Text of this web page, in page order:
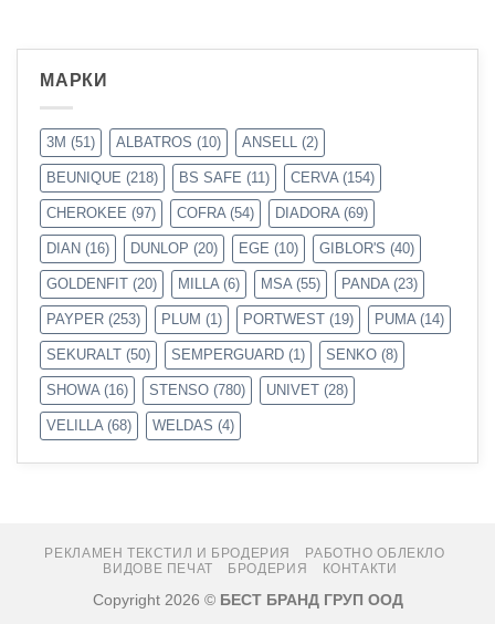
МАРКИ
3M (51) ALBATROS (10) ANSELL (2)
BEUNIQUE (218) BS SAFE (11) CERVA(154)
CHEROKEE (97) COFRA(54) DIADORA(69)
DIAN (16) DUNLOP (20) EGE (10) GIBLOR'S (40)
GOLDENFIT (20) MILLA(6) MSA(55) PANDA(23)
PAYPER (253) PLUM (1) PORTWEST (19) PUMA(14)
SEKURALT (50) SEMPERGUARD (1) SENKO (8)
SHOWA(16) STENSO (780) UNIVET (28)
VELILLA(68) WELDAS (4)
РЕКЛАМЕН ТЕКСТИЛ И БРОДЕРИЯ
РАБОТНО ОБЛЕКЛО
ВИДОВЕ ПЕЧАТ
БРОДЕРИЯ КОНТАКТИ
Copyright 2026 © БЕСТ БРАНД ГРУП ООД